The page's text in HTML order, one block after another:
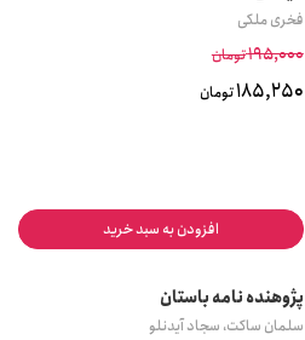
فخری ملکی
195,000تومان
185,250تومان
افزودن به سبد خرید
پژوهنده نامه باستان
سلمان ساکت، سجاد آیدنلو